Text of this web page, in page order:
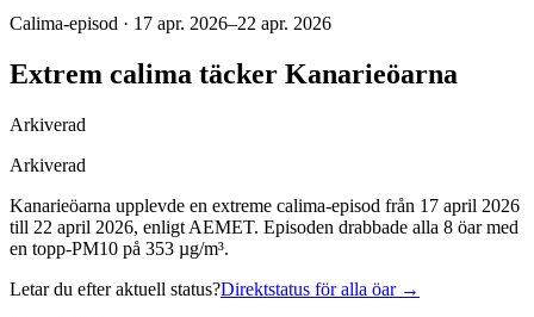
Calima-episod · 17 apr. 2026–22 apr. 2026
Extrem calima täcker Kanarieöarna
Arkiverad
Arkiverad
Kanarieöarna upplevde en extreme calima-episod från 17 april 2026
till 22 april 2026, enligt AEMET. Episoden drabbade alla 8 öar med
en topp-PM10 på 353 µg/m³.
Letar du efter aktuell status?Direktstatus för alla öar→